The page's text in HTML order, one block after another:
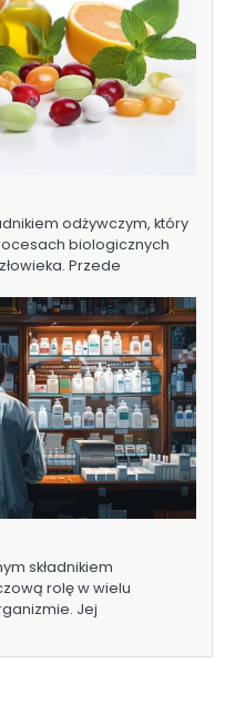
odżywczym, który
biologicznych
Przede
składnikiem
rolę w wielu
Jej